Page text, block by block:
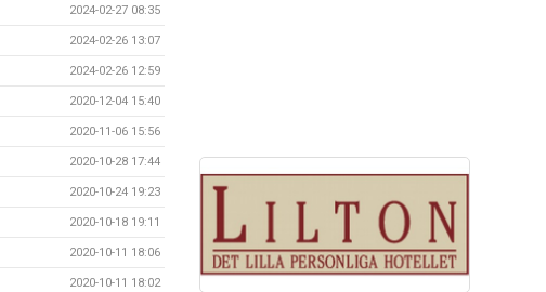
2024-02-27 08:35
2024-02-26 13:07
2024-02-26 12:59
2020-12-04 15:40
2020-11-06 15:56
2020-10-28 17:44
2020-10-24 19:23
2020-10-18 19:11
2020-10-11 18:06
2020-10-11 18:02